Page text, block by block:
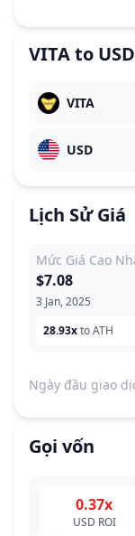
VITAto USD
VITA
USD
Lịch Sử Giá
Mức Giá Cao
3 Jan, 2025
$7.08
28.93xto ATH
Ngày đầu giao
Gọi vốn
0.37x
USD ROI